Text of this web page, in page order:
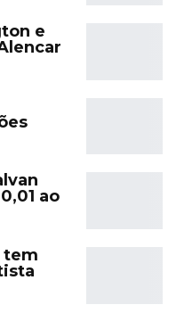
e
ao
tem